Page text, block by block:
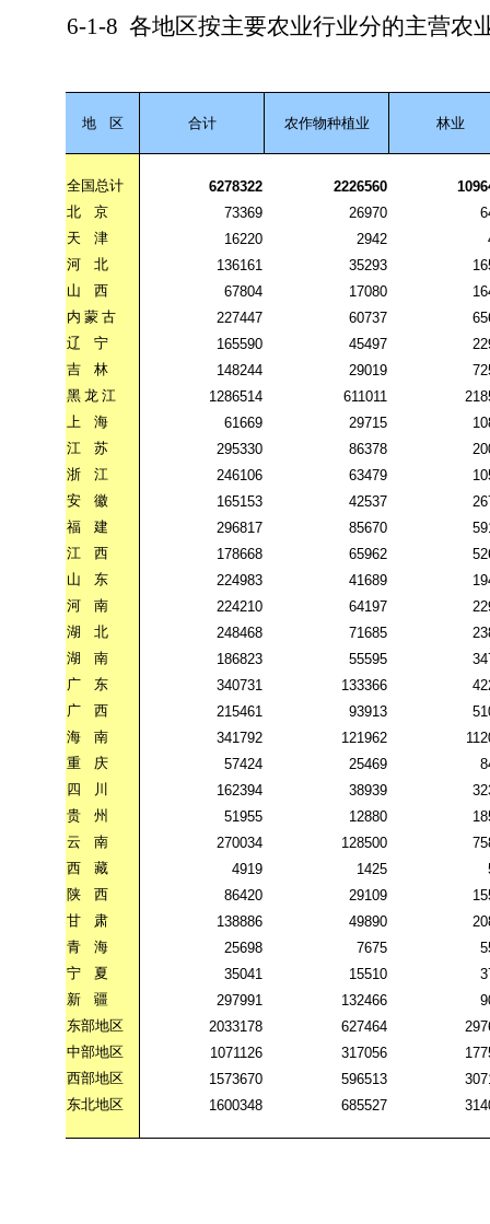
6-1-8 各地区按主要农业行业分的主营农
地 区 合计 农作物种植业 林业
全国总计 6278322 2226560
北
京 73369 26970
天
津 16220 2942
河
北 136161 35293
山
西 67804 17080
内 蒙 古 227447 60737
辽
宁 165590 45497
吉
林 148244 29019
黑 龙 江 1286514 611011
上
海 61669 29715
江
苏 295330 86378
浙
江 246106 63479
安
徽 165153 42537
福
建 296817 85670
江
西 178668 65962
山
东 224983 41689
河
南 224210 64197
湖
北 248468 71685
湖
南 186823 55595
广
东 340731 133366
广
西 215461 93913
海
南 341792 121962
重
庆 57424 25469
四
川 162394 38939
贵
州 51955 12880
云
南 270034 128500
西
藏 4919 1425
陕
西 86420 29109
甘
肃 138886 49890
青
海 25698 7675
宁
夏 35041 15510
新
疆 297991 132466
东部地区
2033178 627464
中部地区
1071126 317056
西部地区
1573670 596513
东北地区
1600348 685527